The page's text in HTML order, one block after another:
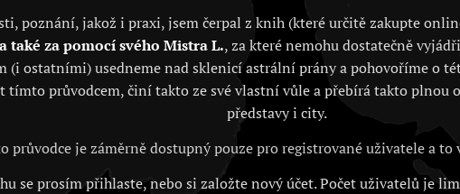
poznání, jakož i praxi, jsem čerpal z knih (které určitě zakupte
také za pomocí svého Mistra L., za které nemohu dostatečně
(i ostatními) usedneme nad sklenicí astrální prány a pohovoříme o
tímto průvodcem, činí takto ze své vlastní vůle a přebírá takto plnou
představy i city.
průvodce je záměrně dostupný pouze pro registrované uživatele a to
se prosím přihlaste, nebo si založte nový účet. Počet uživatelů je